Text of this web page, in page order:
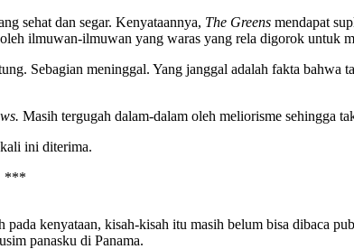
sehat dan segar. Kenyataannya, The Greens mendapat
ilmuwan-ilmuwan yang waras yang rela digorok untuk
Sebagian meninggal. Yang janggal adalah fakta bahwa
Masih tergugah dalam-dalam oleh meliorisme sehingga
ini diterima.
***
kenyataan, kisah-kisah itu masih belum bisa dibaca
panasku di Panama.